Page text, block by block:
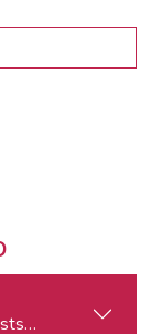
in Europe: